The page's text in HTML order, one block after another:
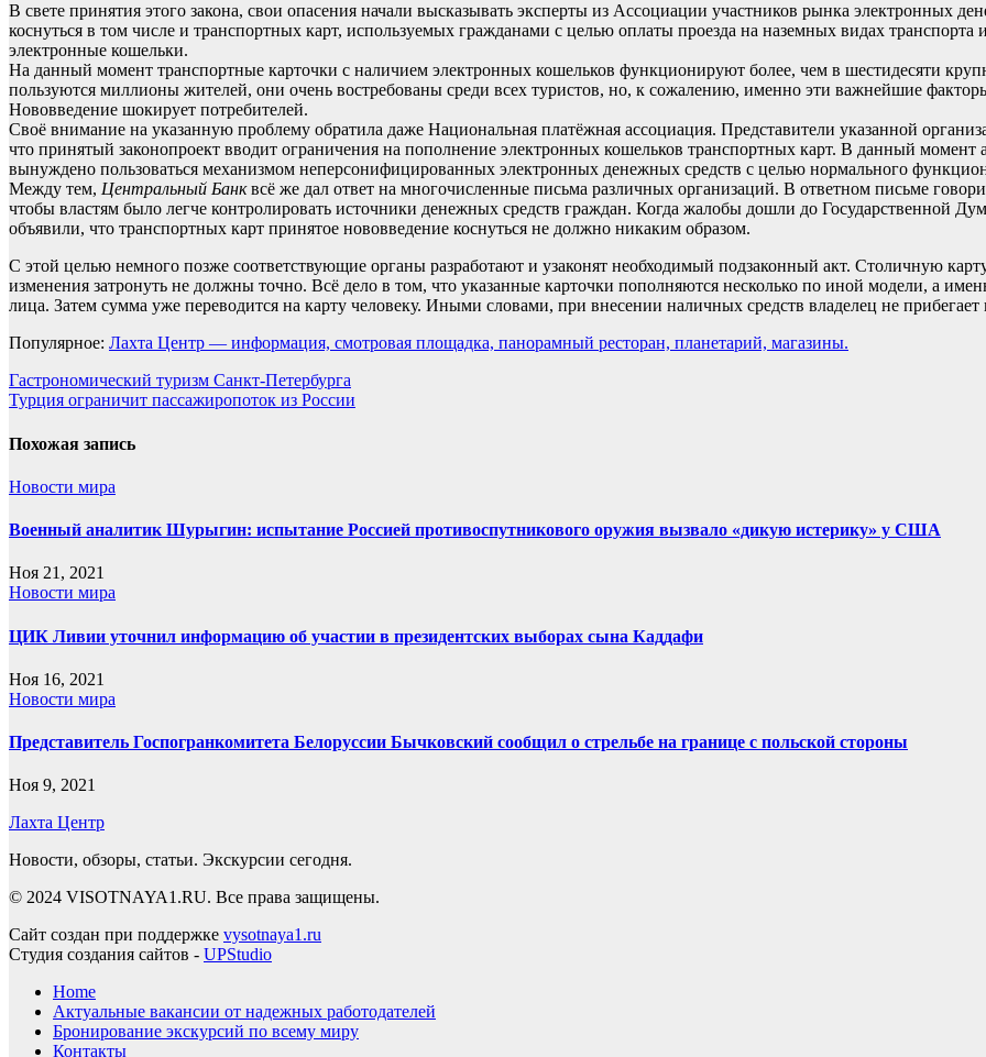
В свете принятия этого закона, свои опасения начали высказывать эксперты из Ассоциации участников рынка электронных
коснуться в том числе и транспортных карт, используемых гражданами с целью оплаты проезда на наземных видах
электронные кошельки.
На данный момент транспортные карточки с наличием электронных кошельков функционируют более, чем в шестидесяти
пользуются миллионы жителей, они очень востребованы среди всех туристов, но, к сожалению, именно эти важнейшие
Нововведение шокирует потребителей.
Своё внимание на указанную проблему обратила даже Национальная платёжная ассоциация. Представители указанной
что принятый законопроект вводит ограничения на пополнение электронных кошельков транспортных карт. В данный
вынуждено пользоваться механизмом неперсонифицированных электронных денежных средств с целью нормального
Между тем, Центральный Банквсё же дал ответ на многочисленные письма различных организаций. В ответном письме
чтобы властям было легче контролировать источники денежных средств граждан. Когда жалобы дошли до Государственной
объявили, что транспортных карт принятое нововведение коснуться не должно никаким образом.
С этой целью немного позже соответствующие органы разработают и узаконят необходимый подзаконный акт. Столичную
изменения затронуть не должны точно. Всё дело в том, что указанные карточки пополняются несколько по иной модели, а
лица. Затем сумма уже переводится на карту человеку. Иными словами, при внесении наличных средств владелец не прибегает
Популярное: Лахта Центр — информация, смотровая площадка, панорамный ресторан, планетарий, магазины.
Навигация
по
записям
Гастрономический туризм Санкт-Петербурга
Турция ограничит пассажиропоток из России
Похожая запись
Новости мира
Военный аналитик Шурыгин: испытание Россией противоспутникового оружия вызвало «дикую истерику» у США
Ноя 21, 2021
Новости мира
ЦИК Ливии уточнил информацию об участии в президентских выборах сына Каддафи
Ноя 16, 2021
Новости мира
Представитель Госпогранкомитета Белоруссии Бычковский сообщил о стрельбе на границе с польской стороны
Ноя 9, 2021
Лахта Центр
Новости, обзоры, статьи. Экскурсии сегодня.
© 2024 VISOTNAYA1.RU. Все права защищены.
Сайт создан при поддержке vysotnaya1.ru
Студия создания сайтов - UPStudio
Home
Актуальные вакансии от надежных работодателей
Бронирование экскурсий по всему миру
Контакты